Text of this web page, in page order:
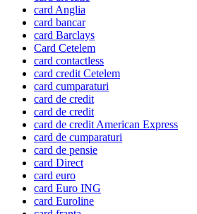
card Anglia
card bancar
card Barclays
Card Cetelem
card contactless
card credit Cetelem
card cumparaturi
card de credit
card de credit
card de credit American Express
card de cumparaturi
card de pensie
card Direct
card euro
card Euro ING
card Euroline